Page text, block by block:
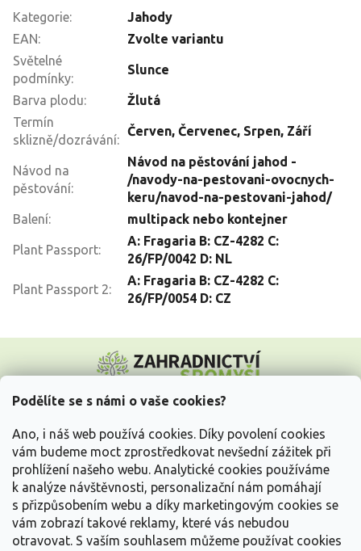
Podělíte se s námi o vaše cookies?
Ano, i náš web používá cookies. Díky povolení cookies
vám budeme moct zprostředkovat nevšední zážitek při
prohlížení našeho webu. Analytické cookies používáme
k analýze návštěvnosti, personalizační nám pomáhají
s přizpůsobením webu a díky marketingovým cookies se
vám zobrazí takové reklamy, které vás nebudou
otravovat. S vaším souhlasem můžeme používat cookies
Kategorie:
Jahody
EAN:
Zvolte variantu
Světelné
podmínky:
Slunce
Barva plodu:
Žlutá
Termín
sklizně/dozrávání:
Červen, Červenec, Srpen, Září
Návod na
pěstování:
Návod na pěstování jahod -
/navody-na-pestovani-ovocnych-
keru/navod-na-pestovani-jahod/
Balení: multipack nebo kontejner
Plant Passport:
A: Fragaria B: CZ-4282 C:
26/FP/0042 D: NL
Plant Passport 2:
A: Fragaria B: CZ-4282 C:
26/FP/0054 D: CZ
p
Vše o nákupu
Informace pro Vás
Kontakujte nás